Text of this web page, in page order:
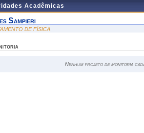
Acadêmicas
Sampieri
DE FÍSICA
Nenhum projeto de monitoria